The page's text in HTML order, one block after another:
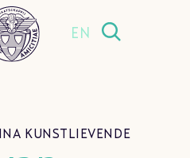
EN
KUNSTLIEVENDE